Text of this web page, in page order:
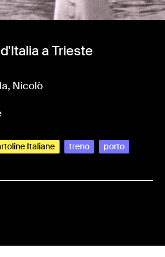
a Trieste
Nicolò
Italiane treno
porto